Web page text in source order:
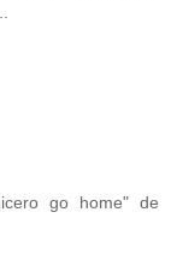
go home" de